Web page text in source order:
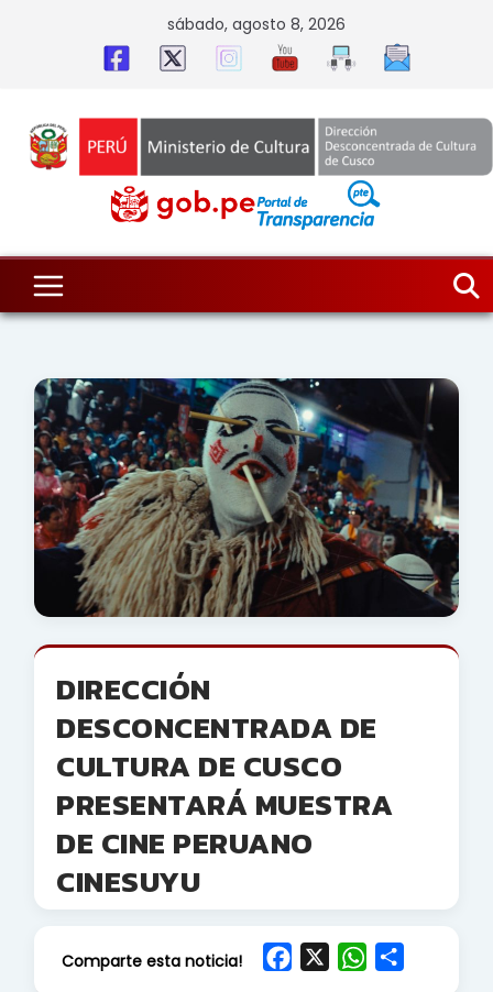
sábado, agosto 8, 2026
DIRECCIÓN
DESCONCENTRADA DE
CULTURA DE CUSCO
PRESENTARÁ MUESTRA
DE CINE PERUANO
CINESUYU
Comparte esta noticia!
W